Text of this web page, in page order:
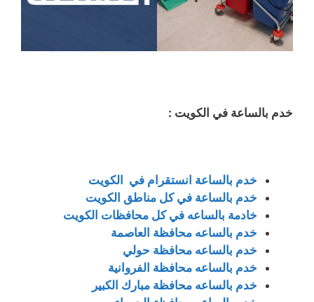
خدم بالساعة في الكويت :
خدم بالساعة انستقرام في الكويت
خدم بالساعة في كل مناطق الكويت
خادمة بالساعه في كل محافظات الكويت
خدم بالساعه محافظة العاصمة
خدم بالساعه محافظة حولي
خدم بالساعه محافظة الفروانية
خدم بالساعه محافظة مبارك الكبير